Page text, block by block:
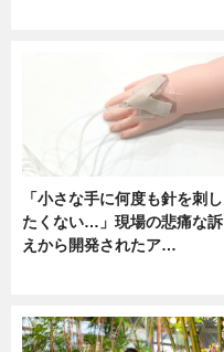
「小さな手に何度も針を刺し
たくない…」現場の悲痛な訴
えから開発されたア…